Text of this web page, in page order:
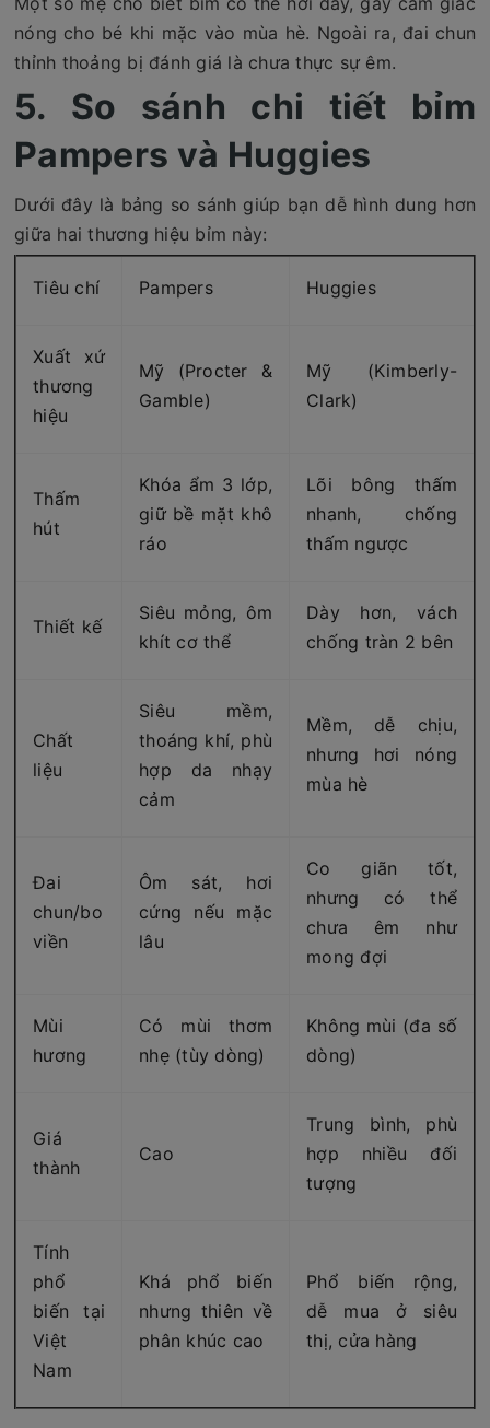
nóng cho bé khi mặc vào mùa hè. Ngoài ra, đai chun
thỉnh thoảng bị đánh giá là chưa thực sự êm.
5. So sánh chi tiết bỉm
Pampers và Huggies
Dưới đây là bảng so sánh giúp bạn dễ hình dung hơn
giữa hai thương hiệu bỉm này:
Tiêu chí Pampers Huggies
Xuất xứ
thương
hiệu
Mỹ (Procter &
Gamble)
Mỹ (Kimberly-
Clark)
Thấm
hút
Khóa ẩm 3 lớp,
giữ bề mặt khô
ráo
Lõi bông thấm
nhanh, chống
thấm ngược
Thiết kế
Siêu mỏng, ôm
khít cơ thể
Dày hơn, vách
chống tràn 2 bên
Chất
liệu
Siêu mềm,
thoáng khí, phù
hợp da nhạy
cảm
Mềm, dễ chịu,
nhưng hơi nóng
mùa hè
Đai
chun/bo
viền
Ôm sát, hơi
cứng nếu mặc
lâu
Co giãn tốt,
nhưng có thể
chưa êm như
mong đợi
Mùi
hương
Có mùi thơm
nhẹ (tùy dòng)
Không mùi (đa số
dòng)
Giá
thành
Cao
Trung bình, phù
hợp nhiều đối
tượng
Tính
phổ
biến tại
Việt
Nam
Khá phổ biến
nhưng thiên về
phân khúc cao
Phổ biến rộng,
dễ mua ở siêu
thị, cửa hàng